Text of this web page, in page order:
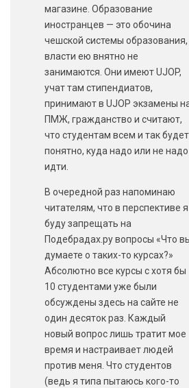
магазине. Образование
иностранцев — это обочина
чешской системы образования,
власти ею внятно не
занимаются. Они имеют UJOP,
учат там стипендиатов,
принимают в UJOP экзамены
ПМЖ, гражданство и считают,
что студентам всем и так будет
понятно, куда надо или не надо
идти.
В очередной раз напоминаю
читателям, что в перспективе я
буду запрещать на
Подебрадах.ру вопросы «Что
думаете о таких-то курсах?»
Абсолютно все курсы с хотя бы
10 студентами уже были
обсуждены здесь на сайте не
один десяток раз. Каждый
новый вопрос лишь тратит мое
время и настраивает людей
против меня. Что студентов
(ведь я типа пытаюсь кого-то